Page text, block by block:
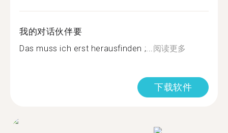
我的对话伙伴要
Das muss ich erst herausfinden ;...阅读更多
下载软件